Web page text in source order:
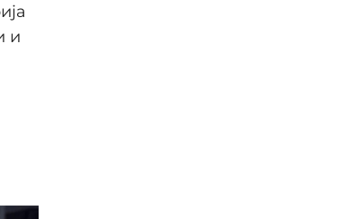
и